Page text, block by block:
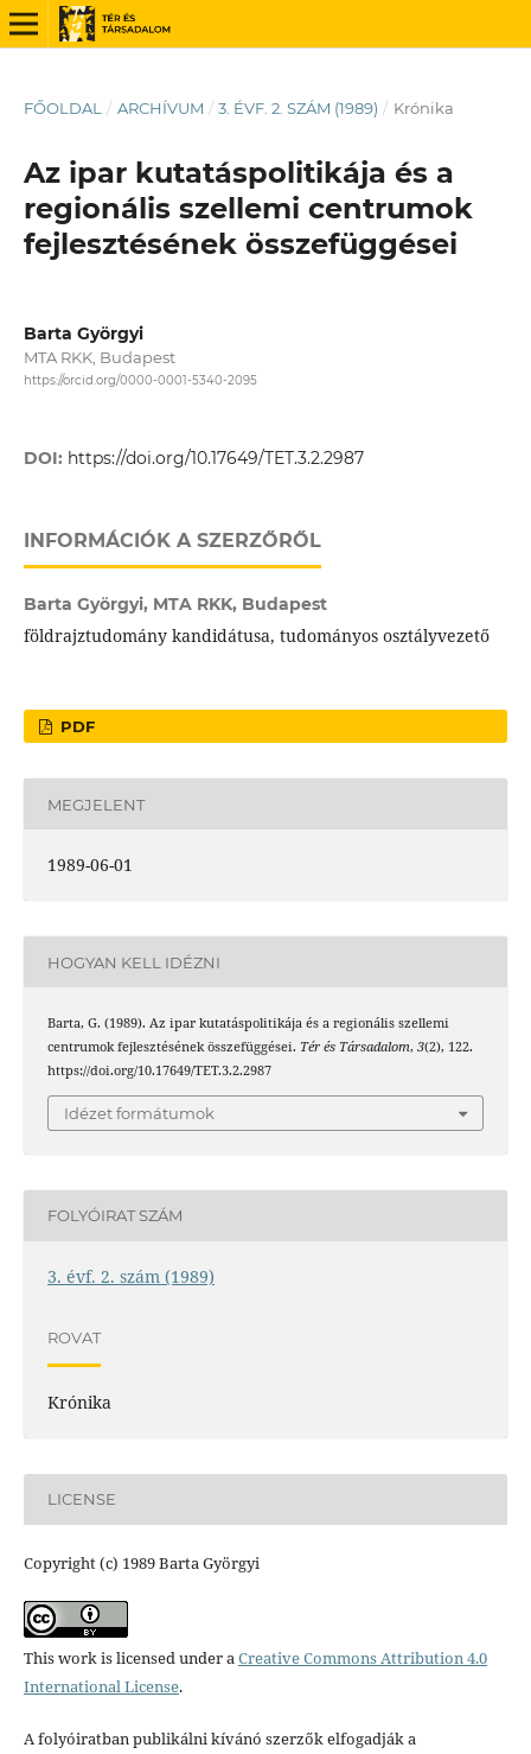
FŐOLDAL / ARCHÍVUM / 3. ÉVF. 2. SZÁM (1989) / Krónika
Az ipar kutatáspolitikája és a
regionális szellemi centrumok
fejlesztésének összefüggései
Barta Györgyi
MTA RKK, Budapest
https://orcid.org/0000-0001-5340-2095
DOI: https://doi.org/10.17649/TET.3.2.2987
INFORMÁCIÓK A SZERZŐRŐL
Barta Györgyi, MTA RKK, Budapest
földrajztudomány kandidátusa, tudományos osztályvezető
PDF
MEGJELENT
1989-06-01
HOGYAN KELL IDÉZNI
Barta, G. (1989). Az ipar kutatáspolitikája és a regionális szellemi
centrumok fejlesztésének összefüggései. Tér és Társadalom, 3(2), 122.
https://doi.org/10.17649/TET.3.2.2987
Idézet formátumok
FOLYÓIRAT SZÁM
3. évf. 2. szám (1989)
ROVAT
Krónika
LICENSE
Copyright (c) 1989 Barta Györgyi
This work is licensed under aCreative Commons Attribution 4.0
International License.
A folyóiratban publikálni kívánó szerzők elfogadják a